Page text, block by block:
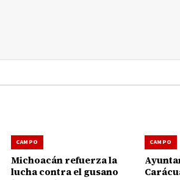
CAMPO
Michoacán refuerza la
lucha contra el gusano
CAMPO